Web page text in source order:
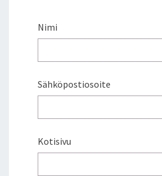
Nimi
Sähköpostiosoite
Kotisivu